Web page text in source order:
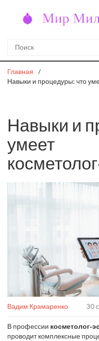
Главная
Навыки и процедуры: что
Навыки и
умеет
Вадим Крамаренко 30
В профессии
проводит комплексные